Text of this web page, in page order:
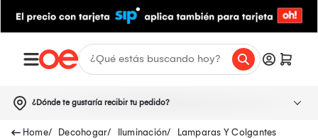
¿Dónde te gustaría recibir tu pedido?
Decohogar Iluminación
Lamparas Y Colgantes